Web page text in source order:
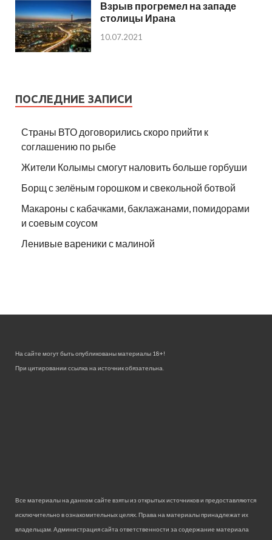
Взрыв прогремел на западе
столицы Ирана
10.07.2021
ПОСЛЕДНИЕ ЗАПИСИ
Страны ВТО договорились скоро прийти к
соглашению по рыбе
Жители Колымы смогут наловить больше горбуши
Борщ с зелёным горошком и свекольной ботвой
Макароны с кабачками, баклажанами, помидорами
и соевым соусом
Ленивые вареники с малиной
На сайте могут быть опубликованы материалы 18+!
При цитировании ссылка на источник обязательна.
Все материалы на данном сайте взяты из открытых источников и предоставляются
исключительно в ознакомительных целях. Права на материалы принадлежат их
владельцам. Администрация сайта ответственности за содержание материала